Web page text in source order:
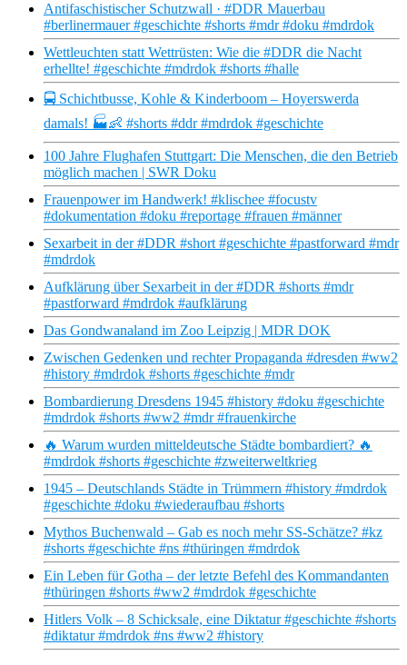
Antifaschistischer Schutzwall · #DDR Mauerbau
#berlinermauer #geschichte #shorts #mdr #doku #mdrdok
Wettleuchten statt Wettrüsten: Wie die #DDR die Nacht
erhellte! #geschichte #mdrdok #shorts #halle
🚍 Schichtbusse, Kohle & Kinderboom – Hoyerswerda
damals! 🏭👶 #shorts #ddr #mdrdok #geschichte
100 Jahre Flughafen Stuttgart: Die Menschen, die den Betrieb
möglich machen | SWR Doku
Frauenpower im Handwerk! #klischee #focustv
#dokumentation #doku #reportage #frauen #männer
Sexarbeit in der #DDR #short #geschichte #pastforward #mdr
#mdrdok
Aufklärung über Sexarbeit in der #DDR #shorts #mdr
#pastforward #mdrdok #aufklärung
Das Gondwanaland im Zoo Leipzig | MDR DOK
Zwischen Gedenken und rechter Propaganda #dresden #ww2
#history #mdrdok #shorts #geschichte #mdr
Bombardierung Dresdens 1945 #history #doku #geschichte
#mdrdok #shorts #ww2 #mdr #frauenkirche
🔥 Warum wurden mitteldeutsche Städte bombardiert? 🔥
#mdrdok #shorts #geschichte #zweiterweltkrieg
1945 – Deutschlands Städte in Trümmern #history #mdrdok
#geschichte #doku #wiederaufbau #shorts
Mythos Buchenwald – Gab es noch mehr SS-Schätze? #kz
#shorts #geschichte #ns #thüringen #mdrdok
Ein Leben für Gotha – der letzte Befehl des Kommandanten
#thüringen #shorts #ww2 #mdrdok #geschichte
Hitlers Volk – 8 Schicksale, eine Diktatur #geschichte #shorts
#diktatur #mdrdok #ns #ww2 #history